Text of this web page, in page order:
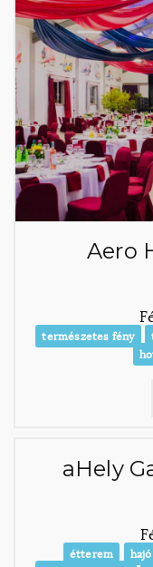
Aero
természetes fény
aHely
étterem hajó